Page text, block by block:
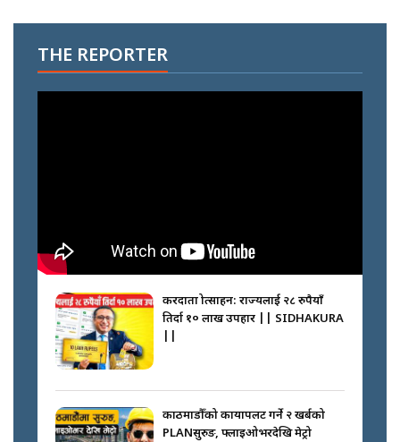
THE REPORTER
करदाता प्रोत्साहन: राज्यलाई २८ रुपैयाँ
तिर्दा १० लाख उपहार || SIDHAKURA
काठमाडौँको कायापलट गर्ने २ खर्बको
PLANसुरुङ, फ्लाइओभरदेखि मेट्रो